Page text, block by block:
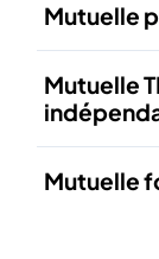
Mutuelle
Mutuelle
Mutuelle